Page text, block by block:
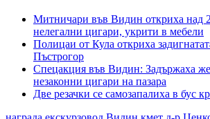
Митничари във Видин откриха над
нелегални цигари, укрити в мебели
Полицаи от Кула откриха
Пъстрогор
Спецакция във Видин: Задържаха
незаконни цигари на пазара
Две резачки се самозапалиха в бус